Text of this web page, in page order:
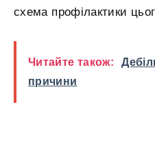
схема профілактики
Читайте також:
причини